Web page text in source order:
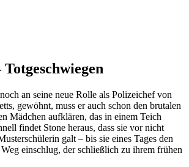
Totgeschwiegen
an seine neue Rolle als Polizeichef von
gewöhnt, muss er auch schon den brutalen
Mädchen aufklären, das in einem Teich
findet Stone heraus, dass sie vor nicht
galt – bis sie eines Tages den
Weg einschlug, der schließlich zu ihrem frühen